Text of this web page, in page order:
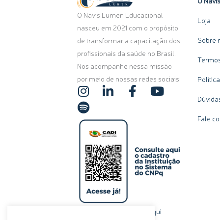
O Navis Lumen Educacional
nasceu em 2021 com o propósito
de transformar a capacitação dos
profissionais da saúde no Brasil.
Nos acompanhe nessa missão
por meio de nossas redes sociais!
I
n
s
g
r
a
m
L
n
k
e
d
i
n
-
i
F
a
o
o
k
Y
b
e
S
p
o
f
y
clique aqui
Loja
Sobre
Fale